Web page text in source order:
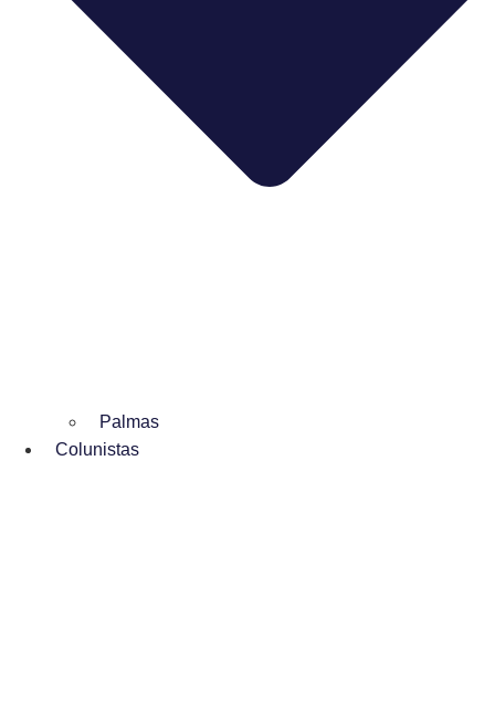
Palmas
Colunistas